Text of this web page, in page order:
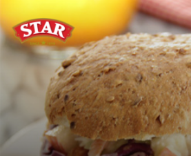
Skip to content